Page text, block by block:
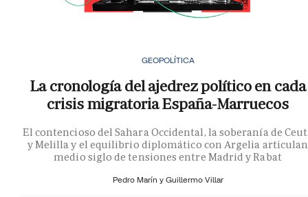
GEOPOLÍTICA
La cronología del ajedrez político en cada
crisis migratoria España-Marruecos
El contencioso del Sahara Occidental, la soberanía de
y Melilla y el equilibrio diplomático con Argelia articulan
medio siglo de tensiones entre Madrid y Rabat
Pedro Marín y Guillermo Villar